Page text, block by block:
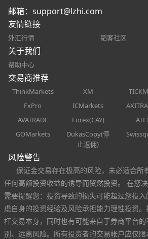
邮箱： support@lzhi.com
友情链接
外汇行情 韬客社区
关于我们
帮助中心
交易商推荐
ThinkMarkets XM
FxPro
ICMarkets
AVATRADE
Forex(CAY)
GOMarkets
DukasCopy(停
止返佣)
风险警告
保证金交易存在极高的风险，未必适合所
任何高额投资收益的诱导而贸然投资。 在您
需要提醒您：投资导致的损失可能超过您投
虑自身的投资经验及风险承担能力理性投资
杆交易本身，同时也有可能来自于券商平台
别、远离风险。所有投资者的交易帐户应仅